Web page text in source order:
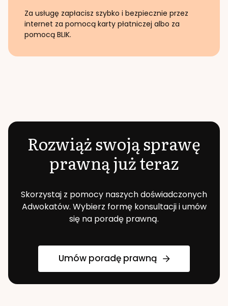
Za usługę zapłacisz szybko i bezpiecznie przez
internet za pomocą karty płatniczej albo za
pomocą BLIK.
Rozwiąż swoją sprawę
prawną już teraz
Skorzystaj z pomocy naszych doświadczonych
Adwokatów. Wybierz formę konsultacji i umów
się na poradę prawną.
Umów poradę prawną